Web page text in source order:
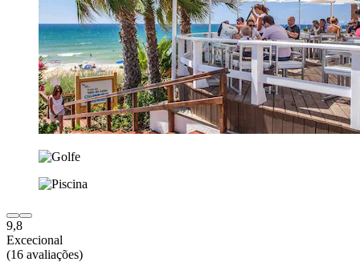
9,8
Excecional
(16 avaliações)